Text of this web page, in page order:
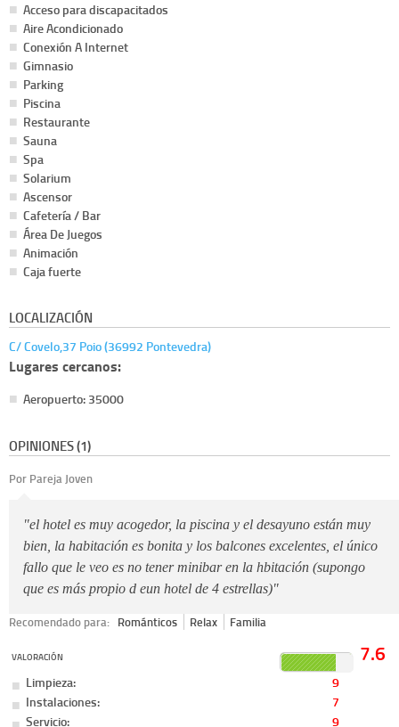
Acceso para discapacitados
Aire Acondicionado
Conexión A Internet
Gimnasio
Parking
Piscina
Restaurante
Sauna
Spa
Solarium
Ascensor
Cafetería / Bar
Área De Juegos
Animación
Caja fuerte
LOCALIZACIÓN
C/ Covelo,37 Poio (36992 Pontevedra)
Lugares cercanos:
Aeropuerto: 35000
OPINIONES (1)
Por Pareja Joven
"el hotel es muy acogedor, la piscina y el desayuno están muy
bien, la habitación es bonita y los balcones excelentes, el único
fallo que le veo es no tener minibar en la hbitación (supongo
que es más propio d eun hotel de 4 estrellas)"
Recomendado para: Románticos Relax Familia
VALORACIÓN 7.6
Limpieza:
9
Instalaciones:
7
Servicio:
9